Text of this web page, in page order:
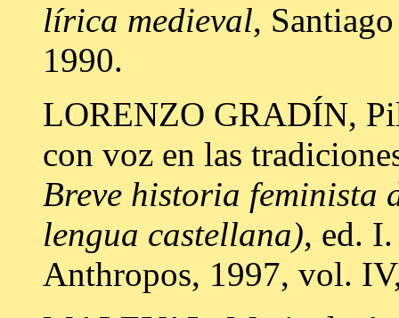
lírica medieval,
1990.
LORENZO GRADÍN,
con voz en las
Breve historia feminista
lengua castellana), ed.
Anthropos, 1997, vol.